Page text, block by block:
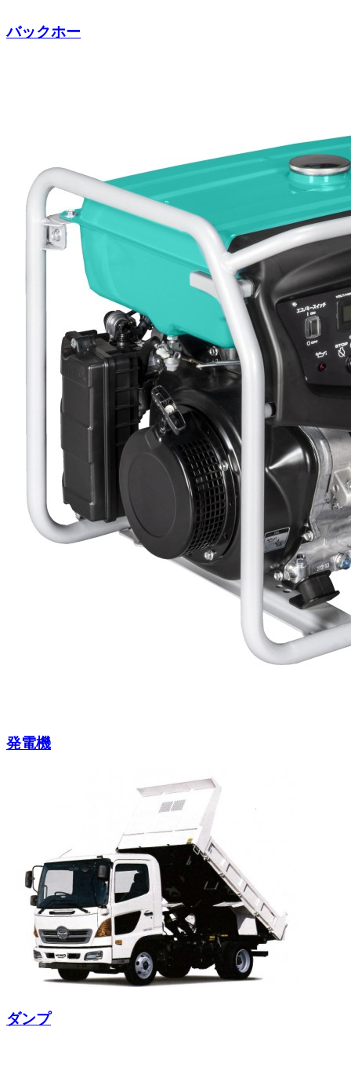
バックホー
発電機
ダンプ